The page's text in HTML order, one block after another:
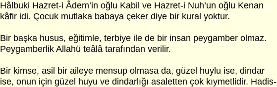
Hâlbuki Hazret-i Âdem’in oğlu Kabil ve Hazret-i Nuh’un oğlu Kenan
kâfir idi. Çocuk mutlaka babaya çeker diye bir kural yoktur.
Bir başka husus, eğitimle, terbiye ile de bir insan peygamber olmaz.
Peygamberlik Allahü teâlâ tarafından verilir.
Bir kimse, asil bir aileye mensup olmasa da, güzel huylu ise, dindar
ise, onun için güzel huyu ve dindarlığı asaletten çok kıymetlidir. Hadis-